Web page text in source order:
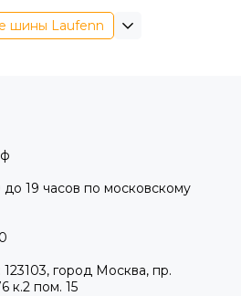
шины Laufenn
19 часов по московскому
123103, город Москва, пр.
к.2 пом. 15